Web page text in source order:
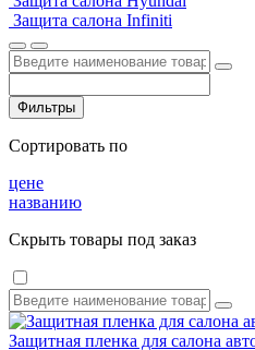
Защита салона Infiniti
Фильтры
Сортировать по
цене
названию
Скрыть товары под заказ
Защитная пленка для салона